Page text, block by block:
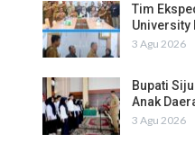
Tim
University
3 Agu 2026
Bupati
Anak
3 Agu 2026